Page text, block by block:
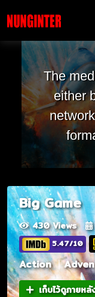
The
either
Big Game
430 Views
5.47/10
Action
เก็บไว้ดูภายหลั